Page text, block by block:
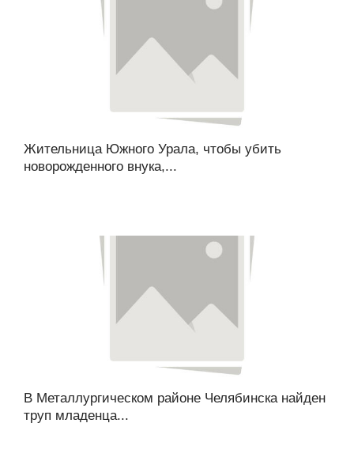
Жительница Южного Урала, чтобы убить
новорожденного внука,...
В Металлургическом районе Челябинска найден
труп младенца...